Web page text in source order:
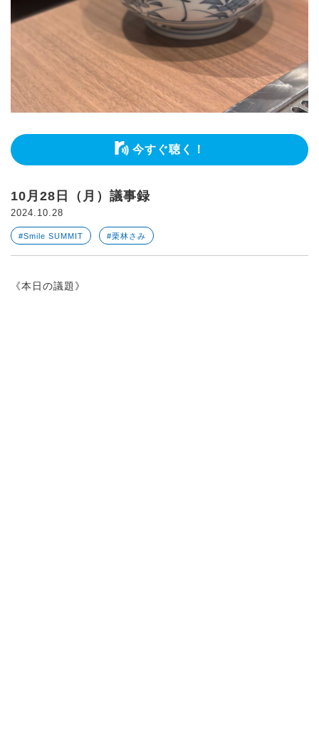
今すぐ聴く！
10月28日（月）議事録
2024.10.28
#Smile SUMMIT #栗林さみ
《本日の議題》